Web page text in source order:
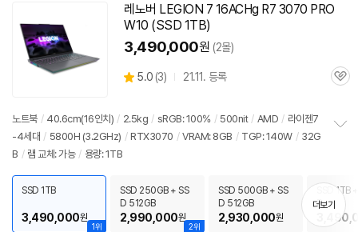
레노버 LEGION 7 16ACHg R7 3070 PRO
W10 (SSD 1TB)
3,490,000원 (2몰)
별
5.0 (상
3) 21.11. 등록
관
노트북 / 40.6cm(16인치) / 2.5kg / sRGB: 100% / 500nit / AMD / 라이젠7
-4세대 / 5800H (3.2GHz) / RTX3070 / VRAM: 8GB / TGP: 140W / 32G
B / 램 교체: 가능 / 용량: 1TB
치
기
1위
SSD 1TB
3,490,000원
2위
SSD 250GB + SS
D 512GB
2,990,000원
SSD 500GB + SS
D 512GB
2,930,000원
SSD 1TB
B
더보기